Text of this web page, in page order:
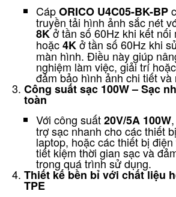
CápORICO U4C05-BK-BP
truyền tải hình ảnh sắc nét
8Kở tần số 60Hz khi kết nối
hoặc4Kở tần số 60Hz khi
màn hình. Điều này giúp
nghiệm làm việc, giải trí
đảm bảo hình ảnh chi tiết và
Công suất sạc 100W – Sạc
toàn
Với công suất20V/5A 100W
trợ sạc nhanh cho các thiết
laptop, hoặc các thiết bị
tiết kiệm thời gian sạc và
trong quá trình sử dụng.
Thiết kế bền bỉ với chất liệu
TPE